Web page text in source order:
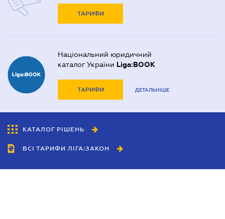
ТАРИФИ
Національний юридичний
каталог України Liga:BOOK
ТАРИФИ ДЕТАЛЬНІШЕ
КАТАЛОГ РІШЕНЬ
ВСІ ТАРИФИ ЛІГА:ЗАКОН